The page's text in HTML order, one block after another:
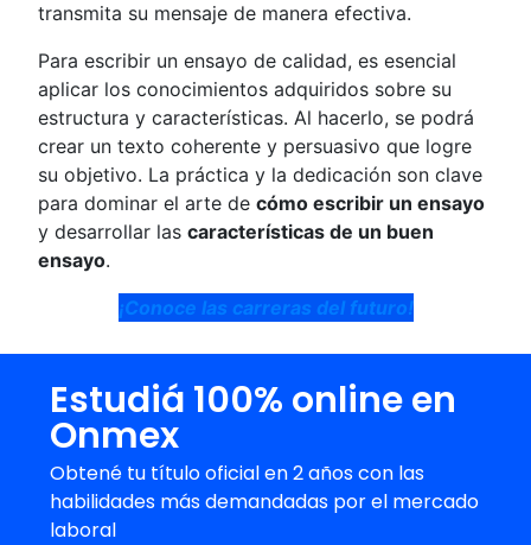
transmita su mensaje de manera efectiva.
Para escribir un ensayo de calidad, es esencial
aplicar los conocimientos adquiridos sobre su
estructura y características. Al hacerlo, se podrá
crear un texto coherente y persuasivo que logre
su objetivo. La práctica y la dedicación son clave
para dominar el arte decómo escribir un ensayo
y desarrollar lascaracterísticas de un buen
ensayo.
¡Conoce las carreras del futuro!
Estudiá 100% online en
Onmex
Obtené tu título oficial en 2 años con las
habilidades más demandadas por el mercado
laboral